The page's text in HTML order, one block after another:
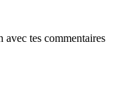
tes commentaires